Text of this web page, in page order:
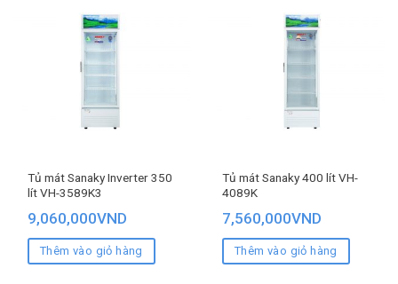
Tủ mát Sanaky Inverter 350
lít VH-3589K3
9,060,000VND
Thêm vào giỏ hàng
Tủ mát Sanaky 400 lít VH-
4089K
7,560,000VND
Thêm vào giỏ hàng